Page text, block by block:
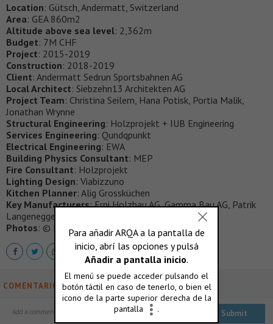
Location: Gütsch, Andermatt, Switzerland
Area: GEA 860m2
Altitude above sea level: 2,362m
Budget: 7M CHF
Project: 2015-2019
Construction: 2018-2019
Client: Andermatt Sedrun Sportsbahnen AG
Local Architect: Siebzehn13 Architekten AG
Project Team: Christina Seilern, Hana Potisk, Portia Malik,
Jonathan Wrynne
Structural Engineering: Holzprojekt + IUB Engineering
Services Engineering: Qundqpunkt
Electrical Engineering: EWA
Building Physics Consultant: MEP
Fire Consultant: Holzprojekt
Lighting Design: Viabizzuno
Kitchen Planner: Alig Grossküchen
Key Manufacturers: Erni Holzbau AG, Gamma Bau AG, Patrik
Langenegger AG
Photos: © Roland Halbe, Valentin Luthiger
COMENTARIOS